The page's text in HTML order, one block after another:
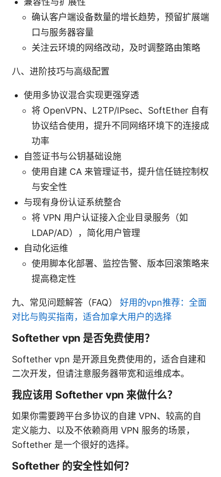
确认客户端设备数量的增长趋势，预留扩展端
口与服务器容量
关注云环境的网络改动，及时调整路由策略
八、进阶技巧与高级配置
使用多协议混合实现更强穿透
将 OpenVPN、L2TP/IPsec、SoftEther 自有
协议结合使用，提升不同网络环境下的连接成
功率
自签证书与公钥基础设施
使用自建 CA 来管理证书，提升信任链控制权
与安全性
与现有身份认证系统整合
将 VPN 用户认证接入企业目录服务（如
LDAP/AD），简化用户管理
自动化运维
使用脚本化部署、监控告警、版本回滚策略来
提高稳定性
九、常见问题解答（FAQ） 好用的vpn推荐：全面
对比与购买指南，适合加拿大用户的选择
Softether vpn 是否免费使用？
Softether vpn 是开源且免费使用的，适合自建和
二次开发，但请注意服务器带宽和运维成本。
我应该用 Softether vpn 来做什么？
如果你需要跨平台多协议的自建 VPN、较高的自
定义能力、以及不依赖商用 VPN 服务的场景，
Softether 是一个很好的选择。
Softether 的安全性如何？